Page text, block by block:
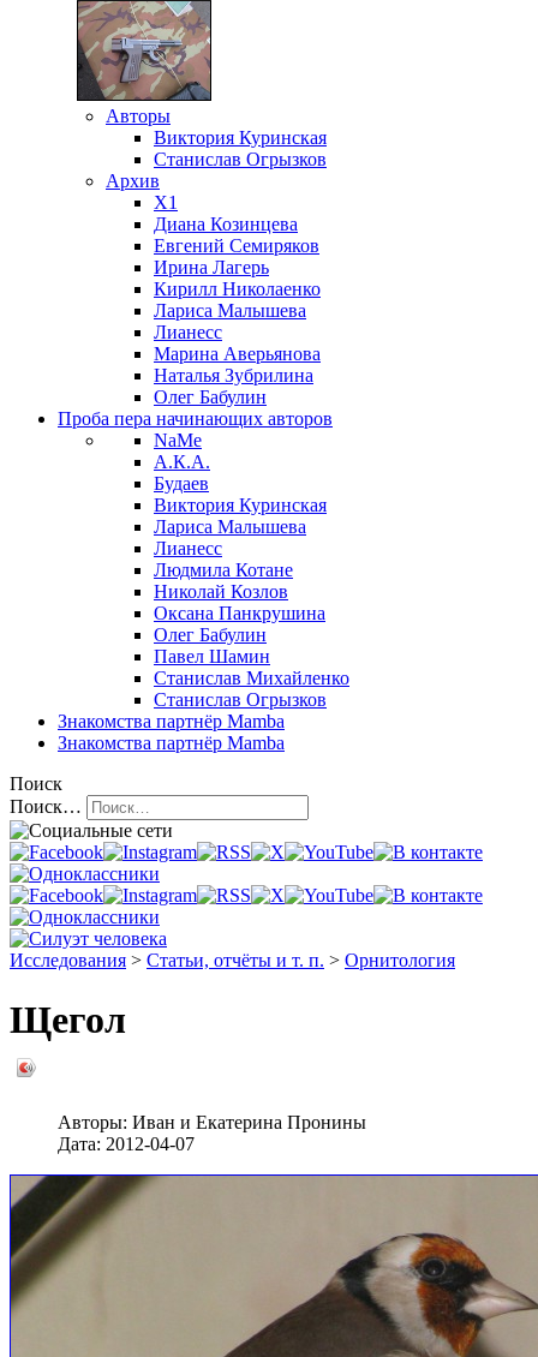
Авторы
Виктория Куринская
Станислав Огрызков
Архив
X1
Диана Козинцева
Евгений Семиряков
Ирина Лагерь
Кирилл Николаенко
Лариса Малышева
Лианесс
Марина Аверьянова
Наталья Зубрилина
Олег Бабулин
Проба пера начинающих авторов
NaMe
А.К.А.
Будаев
Виктория Куринская
Лариса Малышева
Лианесс
Людмила Котане
Николай Козлов
Оксана Панкрушина
Олег Бабулин
Павел Шамин
Станислав Михайленко
Станислав Огрызков
Знакомства партнёр Mamba
Знакомства партнёр Mamba
Поиск
Поиск…
Исследования > Статьи, отчёты и т. п. > Орнитология
Щегол
Авторы: Иван и Екатерина Пронины
Дата: 2012-04-07